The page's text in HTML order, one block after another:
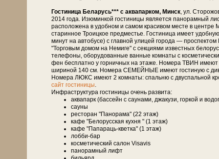
Гостиница Беларусь*** с аквапарком, Минск, ул.
2014 года. Изюминкой гости­ни­цы является панорамный
расположена в удобном и самом красивом месте в центре
старинное Троицкое предместье. Гостиница имеет
минут на автобусе) с главной улицей города —
"Торговым домом на Немиге" с секциями известных
телефоны, оборудованные ванные комнаты с
фен бесплатно у горничных на этаже. Номера ТВИН
шириной 140 см. Номера СЕМЕЙНЫЕ имеют гостиную с
Номера ЛЮКС имеют 2 комнаты: спальню с двуспальной
сайт гостиницы.
Инфраструктура гостиницы очень развита:
аквапарк (бассейн с саунами, джакузи, горкой и
сауны
ресторан "Панорама" (22 этаж)
кафе "Белорусская кухня " (1 этаж)
кафе "Папараць-кветка" (1 этаж)
лобби-бар
косметический салон Visavis
панорамный лифт